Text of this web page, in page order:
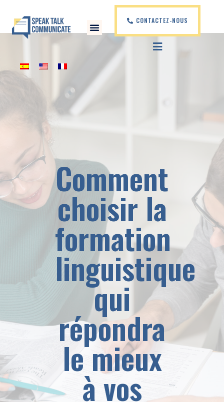
CONTACTEZ-NOUS
Comment
choisir la
formation
linguistique
qui
répondra
le mieux
à vos